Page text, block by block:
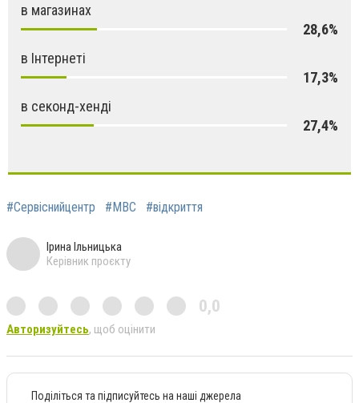
в магазинах
28,6%
в Інтернеті
17,3%
в секонд-хенді
27,4%
#Сервіснийцентр #МВС #відкриття
Ірина Ільницька
Керівник проєкту
0,0
Авторизуйтесь, щоб оцінити
Поділіться та підписуйтесь на наші джерела